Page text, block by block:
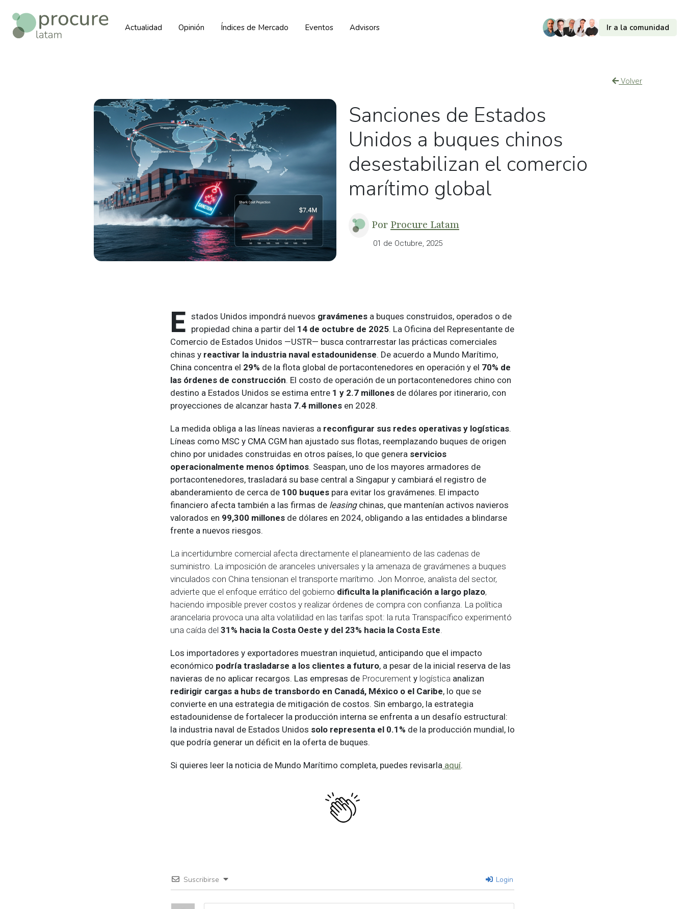
Actualidad Opinión Índices de Mercado Eventos Advisors Ir a la comunidad
Volver
Sanciones de Estados
Unidos a buques chinos
desestabilizan el comercio
marítimo global
Por Procure Latam
01 de Octubre, 2025
E stados Unidos impondrá nuevos gravámenes a buques construidos, operados o de
propiedad china a partir del 14 de octubre de 2025. La Oficina del Representante de
Comercio de Estados Unidos —USTR— busca contrarrestar las prácticas comerciales
chinas y reactivar la industria naval estadounidense. De acuerdo a Mundo Marítimo,
China concentra el 29% de la flota global de portacontenedores en operación y el 70% de
las órdenes de construcción. El costo de operación de un portacontenedores chino con
destino a Estados Unidos se estima entre 1 y 2.7 millones de dólares por itinerario, con
proyecciones de alcanzar hasta 7.4 millones en 2028.
La medida obliga a las líneas navieras a reconfigurar sus redes operativas y logísticas.
Líneas como MSC y CMA CGM han ajustado sus flotas, reemplazando buques de origen
chino por unidades construidas en otros países, lo que genera servicios
operacionalmente menos óptimos. Seaspan, uno de los mayores armadores de
portacontenedores, trasladará su base central a Singapur y cambiará el registro de
abanderamiento de cerca de 100 buques para evitar los gravámenes. El impacto
financiero afecta también a las firmas de leasingchinas, que mantenían activos navieros
valorados en 99,300 millones de dólares en 2024, obligando a las entidades a blindarse
frente a nuevos riesgos.
La incertidumbre comercial afecta directamente el planeamiento de las cadenas de
suministro. La imposición de aranceles universales y la amenaza de gravámenes a buques
vinculados con China tensionan el transporte marítimo. Jon Monroe, analista del sector,
advierte que el enfoque errático del gobierno dificulta la planificación a largo plazo,
haciendo imposible prever costos y realizar órdenes de compra con confianza. La política
arancelaria provoca una alta volatilidad en las tarifas spot: la ruta Transpacífico experimentó
una caída del 31% hacia la Costa Oeste y del 23% hacia la Costa Este
Los importadores y exportadores muestran inquietud, anticipando que el impacto
económico podría trasladarse a los clientes a futuro, a pesar de la inicial reserva de las
navieras de no aplicar recargos. Las empresas de Procurement y logística analizan
redirigir cargas a hubs de transbordo en Canadá, México o el Caribe, lo que se
convierte en una estrategia de mitigación de costos. Sin embargo, la estrategia
estadounidense de fortalecer la producción interna se enfrenta a un desafío estructural:
la industria naval de Estados Unidos solo representa el 0.1% de la producción mundial, lo
que podría generar un déficit en la oferta de buques.
Si quieres leer la noticia de Mundo Marítimo completa, puedes revisarla aquí.
Suscribirse Login